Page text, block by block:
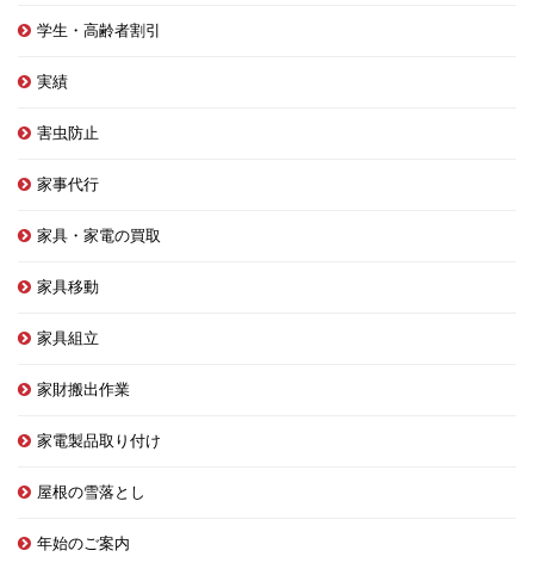
学生・高齢者割引
実績
害虫防止
家事代行
家具・家電の買取
家具移動
家具組立
家財搬出作業
家電製品取り付け
屋根の雪落とし
年始のご案内